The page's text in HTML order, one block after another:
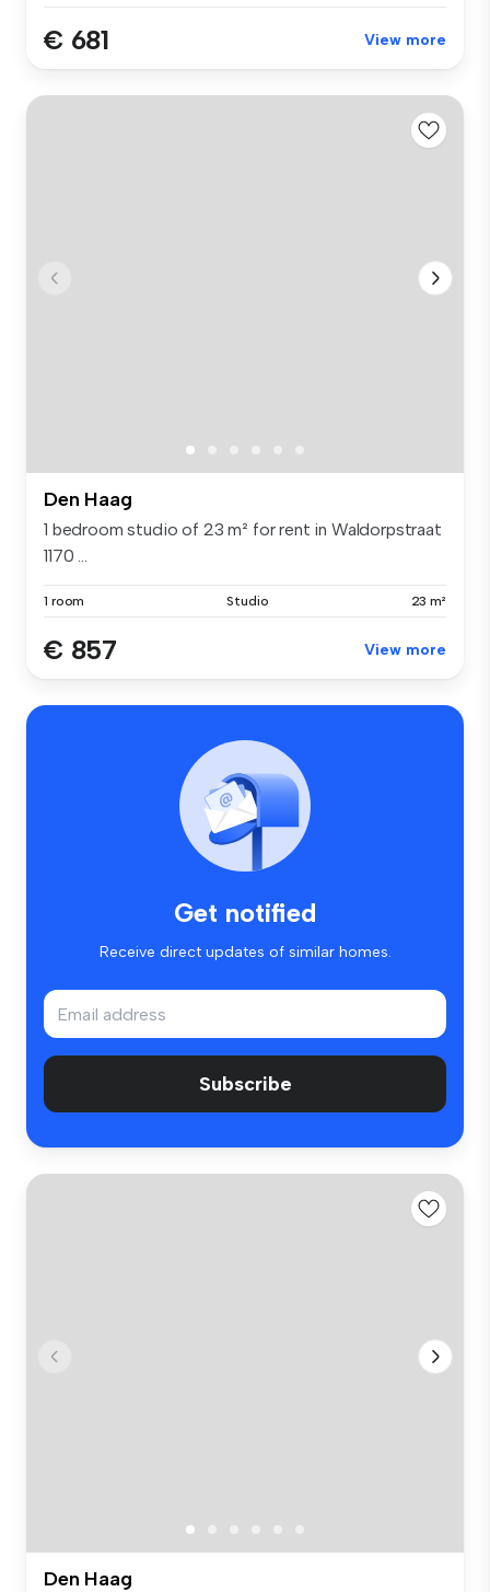
€ 681 View more
Den Haag
1 bedroom studio of 23 m² for rent in Waldorpstraat
1170 ...
1 room Studio 23 m²
€ 857 View more
Get notified
Receive direct updates of similar homes.
Subscribe
Den Haag